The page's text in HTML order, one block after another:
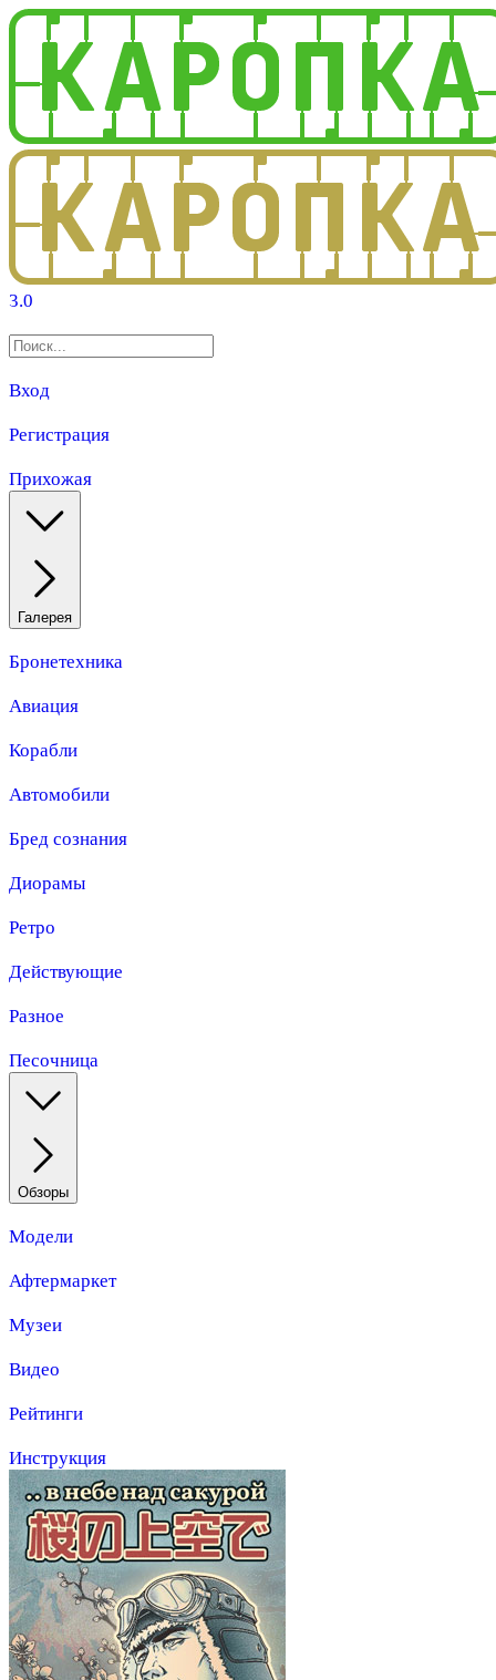
3.0
Вход
Регистрация
Прихожая
Галерея
Бронетехника
Авиация
Корабли
Автомобили
Бред сознания
Диорамы
Ретро
Действующие
Разное
Песочница
Обзоры
Модели
Афтермаркет
Музеи
Видео
Рейтинги
Инструкция